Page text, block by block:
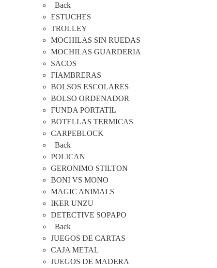
Back
ESTUCHES
TROLLEY
MOCHILAS SIN RUEDAS
MOCHILAS GUARDERIA
SACOS
FIAMBRERAS
BOLSOS ESCOLARES
BOLSO ORDENADOR
FUNDA PORTATIL
BOTELLAS TERMICAS
CARPEBLOCK
Back
POLICAN
GERONIMO STILTON
BONI VS MONO
MAGIC ANIMALS
IKER UNZU
DETECTIVE SOPAPO
Back
JUEGOS DE CARTAS
CAJA METAL
JUEGOS DE MADERA